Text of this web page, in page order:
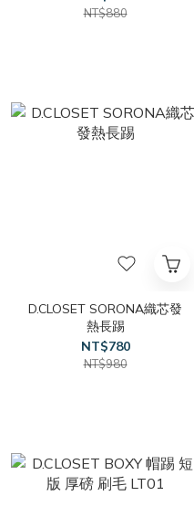
NT$880
D.CLOSET SORONA織芯發
熱長踢
NT$780
NT$980